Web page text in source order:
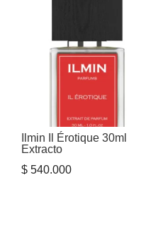
Ilmin Il Érotique 30ml
Extracto
$ 540.000